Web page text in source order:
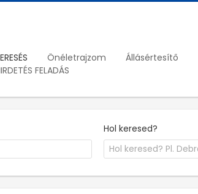
Önéletrajzom Állásértesítő
FELADÁS
Hol keresed?